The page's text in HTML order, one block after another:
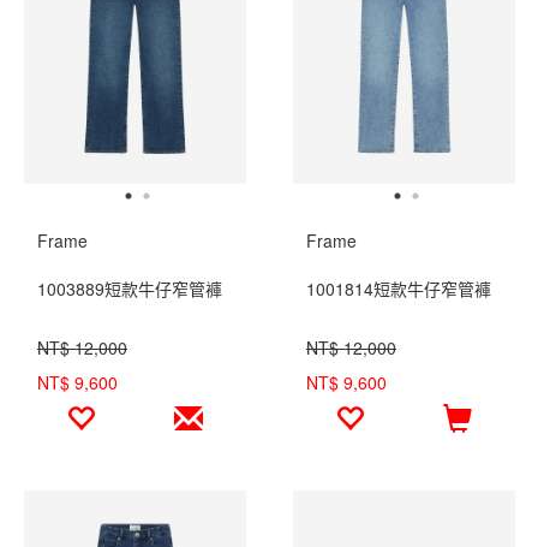
Frame
1003889短款牛仔窄管褲
NT$ 12,000
NT$ 9,600
Frame
1001814短款牛仔窄管褲
NT$ 12,000
NT$ 9,600